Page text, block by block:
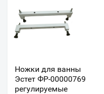
Ножки для ванны
Эстет ФР-00000769
регулируемые